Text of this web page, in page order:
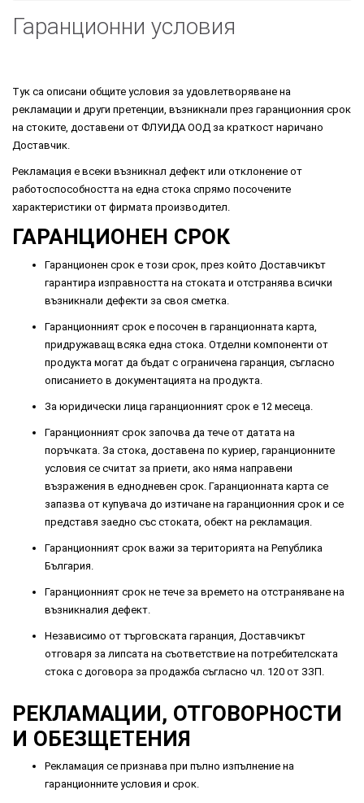
Гаранционни условия
Тук са описани общите условия за удовлетворяване на
рекламации и други претенции, възникнали през гаранционния срок
на стоките, доставени от ФЛУИДА ООД за краткост наричано
Доставчик.
Рекламация е всеки възникнал дефект или отклонение от
работоспособността на една стока спрямо посочените
характеристики от фирмата производител.
ГАРАНЦИОНЕН СРОК
Гаранционен срок е този срок, през който Доставчикът
гарантира изправността на стоката и отстранява всички
възникнали дефекти за своя сметка.
Гаранционният срок е посочен в гаранционната карта,
придружаващ всяка една стока. Отделни компоненти от
продукта могат да бъдат с ограничена гаранция, съгласно
описанието в документацията на продукта.
За юридически лица гаранционният срок е 12 месеца.
Гаранционният срок започва да тече от датата на
поръчката. За стока, доставена по куриер, гаранционните
условия се считат за приети, ако няма направени
възражения в еднодневен срок. Гаранционната карта се
запазва от купувача до изтичане на гаранционния срок и се
представя заедно със стоката, обект на рекламация.
Гаранционният срок важи за територията на Република
България.
Гаранционният срок не тече за времето на отстраняване на
възникналия дефект.
Независимо от търговската гаранция, Доставчикът
отговаря за липсата на съответствие на потребителската
стока с договора за продажба съгласно чл. 120 от ЗЗП.
РЕКЛАМАЦИИ, ОТГОВОРНОСТИ
И ОБЕЗЩЕТЕНИЯ
Рекламация се признава при пълно изпълнение на
гаранционните условия и срок.